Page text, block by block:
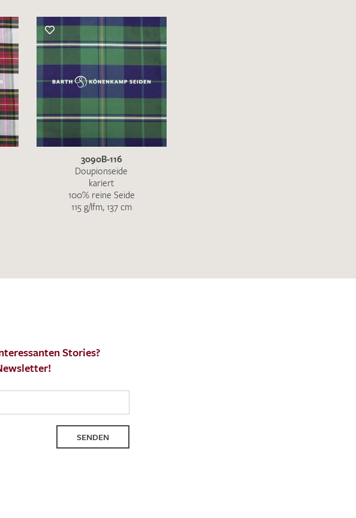
3090B-116
Doupionseide
kariert
100% reine Seide
115 g/lfm, 137 cm
Stories?
SENDEN